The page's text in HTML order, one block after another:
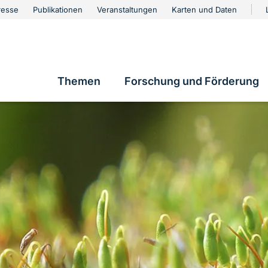
Publikationen Veranstaltungen Karten und Daten
Hauptnavigation
Themen Forschung und Förderung